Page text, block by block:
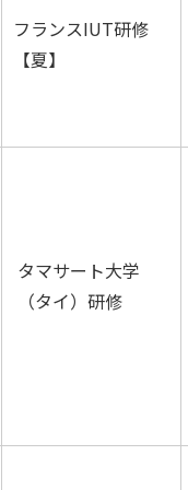
フランスIUT研修
【夏】
タマサート大学
（タイ）研修